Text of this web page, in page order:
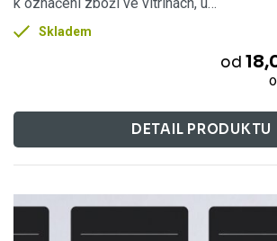
Skladem
od
DETAIL PRODUKTU